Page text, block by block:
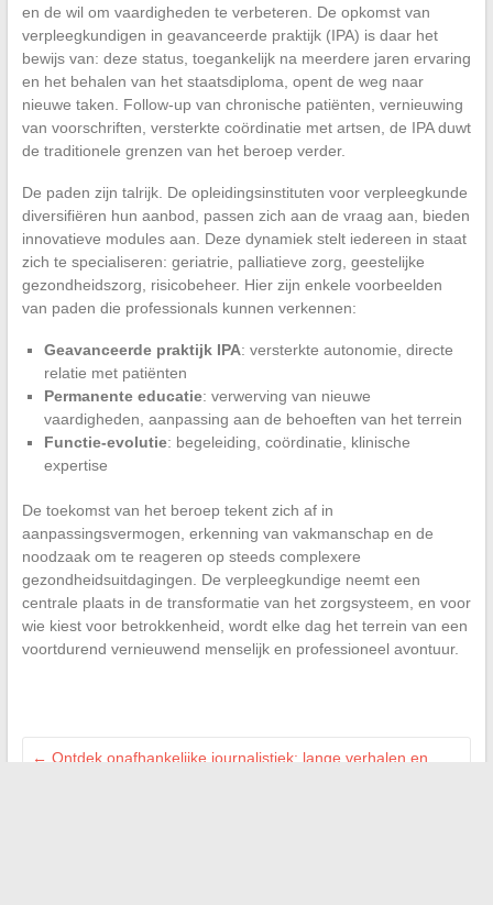
en de wil om vaardigheden te verbeteren. De opkomst van
verpleegkundigen in geavanceerde praktijk (IPA) is daar het
bewijs van: deze status, toegankelijk na meerdere jaren ervaring
en het behalen van het staatsdiploma, opent de weg naar
nieuwe taken. Follow-up van chronische patiënten, vernieuwing
van voorschriften, versterkte coördinatie met artsen, de IPA duwt
de traditionele grenzen van het beroep verder.
De paden zijn talrijk. De opleidingsinstituten voor verpleegkunde
diversifiëren hun aanbod, passen zich aan de vraag aan, bieden
innovatieve modules aan. Deze dynamiek stelt iedereen in staat
zich te specialiseren: geriatrie, palliatieve zorg, geestelijke
gezondheidszorg, risicobeheer. Hier zijn enkele voorbeelden
van paden die professionals kunnen verkennen:
Geavanceerde praktijk IPA: versterkte autonomie, directe
relatie met patiënten
Permanente educatie: verwerving van nieuwe
vaardigheden, aanpassing aan de behoeften van het terrein
Functie-evolutie: begeleiding, coördinatie, klinische
expertise
De toekomst van het beroep tekent zich af in
aanpassingsvermogen, erkenning van vakmanschap en de
noodzaak om te reageren op steeds complexere
gezondheidsuitdagingen. De verpleegkundige neemt een
centrale plaats in de transformatie van het zorgsysteem, en voor
wie kiest voor betrokkenheid, wordt elke dag het terrein van een
voortdurend vernieuwend menselijk en professioneel avontuur.
← Ontdek onafhankelijke journalistiek: lange verhalen en